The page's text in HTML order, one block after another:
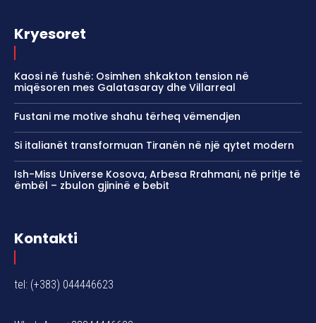
Kryesoret
Kaosi në fushë: Osimhen shkakton tension në
miqësoren mes Galatasaray dhe Villarreal
Fustani me motive shahu tërheq vëmendjen
Si italianët transformuan Tiranën në një qytet modern
Ish-Miss Universe Kosova, Arbesa Rrahmani, në pritje të
ëmbël – zbulon gjininë e bebit
Kontakti
tel: (+383) 044446623